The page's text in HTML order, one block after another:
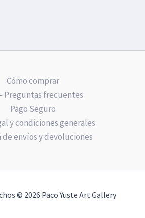
Cómo comprar
Preguntas frecuentes
Pago Seguro
y condiciones generales
envíos y devoluciones
© 2026 Paco Yuste Art Gallery